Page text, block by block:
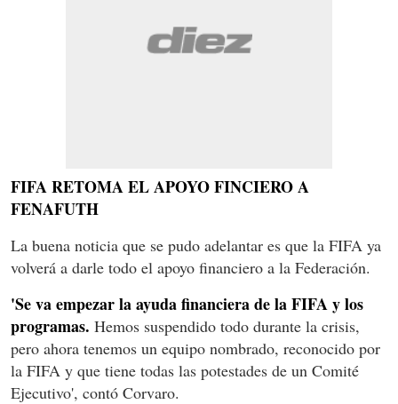
FIFA RETOMA EL APOYO FINCIERO A
FENAFUTH
La buena noticia que se pudo adelantar es que la FIFA ya
volverá a darle todo el apoyo financiero a la Federación.
'Se va empezar la ayuda financiera de la FIFA y los
programas. Hemos suspendido todo durante la crisis,
pero ahora tenemos un equipo nombrado, reconocido por
la FIFA y que tiene todas las potestades de un Comité
Ejecutivo', contó Corvaro.